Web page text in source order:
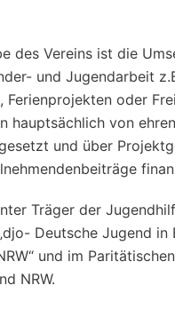
des Vereins ist die
und Jugendarbeit
Ferienprojekten oder
hauptsächlich von
und über
Träger der
Deutsche Jugend in
und im Paritätischen
NRW.